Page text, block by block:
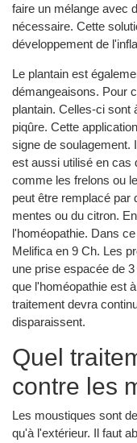
faire un mélange avec
nécessaire. Cette
développement de
Le plantain est
démangeaisons. Pour
plantain. Celles-ci sont
piqûre. Cette
signe de soulagement.
est aussi utilisé en cas
comme les frelons ou
peut être remplacé par
mentes ou du citron.
l'homéopathie. Dans
Melifica en 9 Ch. Les
une prise espacée de
que l'homéopathie est
traitement devra
disparaissent.
Quel
contre les
Les moustiques sont
qu'à l'extérieur. Il faut